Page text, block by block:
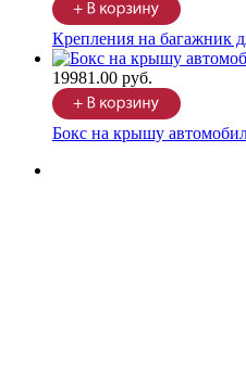
Крепления на
19981.00 руб.
Бокс на крышу